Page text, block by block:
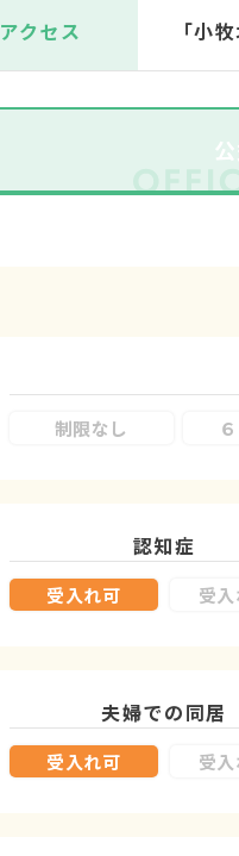
アクセス 「小
制限なし
認知症
受入れ可 受
夫婦での同居
受入れ可 受